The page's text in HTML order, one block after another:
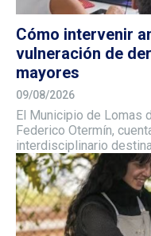
Cómo intervenir
vulneración de
mayores
09/08/2026
El Municipio de Lomas
Federico Otermín,
interdisciplinario